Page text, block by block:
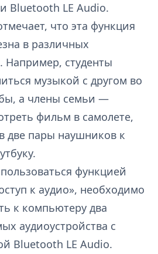
Bluetooth LE Audio.
что эта функция
в различных
Например, студенты
музыкой с другом во
а члены семьи —
фильм в самолете,
две пары наушников к
функцией
к аудио», необходимо
к компьютеру два
аудиоустройства с
Bluetooth LE Audio.